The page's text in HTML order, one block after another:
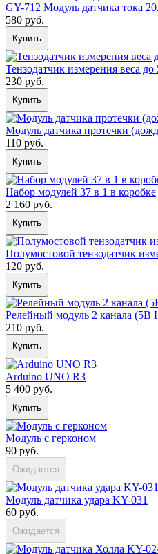
GY-712 Модуль датчика тока
580 руб.
Купить
Тензодатчик измерения веса до
230 руб.
Купить
Модуль датчика протечки
110 руб.
Купить
Набор модулей 37 в 1 в коробке
2 160 руб.
Купить
Полумостовой тензодатчик
120 руб.
Купить
Релейный модуль 2 канала (5В
210 руб.
Купить
Arduino UNO R3
5 400 руб.
Купить
Модуль с герконом
90 руб.
Ожидается
Модуль датчика удара KY-031
60 руб.
Ожидается